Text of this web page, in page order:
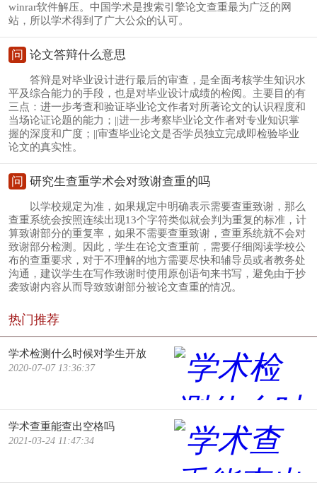
winrar软件解压。中国学术是搜索引擎论文查重最为广泛的网
站，所以学术得到了广大公众的认可。
问 论文答辩什么意思
答辩是对毕业设计进行最后的审查，是全面考核学生知识水
平及综合能力的手段，也是对毕业设计成绩的检阅。主要目的有
三点：进一步考查和验证毕业论文作者对所著论文的认识程度和
当场论证论题的能力；||进一步考察毕业论文作者对专业知识掌
握的深度和广度；||审查毕业论文是否学员独立完成即检验毕业
论文的真实性。
问 研究生查重学术会对致谢查重的吗
以学校规定为准，如果规定中明确表示需要查重致谢，那么
查重系统会按照连续出现13个字符类似就会判为重复的标准，计
算致谢部分的重复率，如果不需要查重致谢，查重系统就不会对
致谢部分检测。因此，学生在论文查重前，需要仔细阅读学校公
布的查重要求，对于不理解的地方需要尽快和辅导员或者教务处
沟通，建议学生在写作致谢时使用原创语句来书写，避免由于抄
袭致谢内容从而导致致谢部分被论文查重的情况。
热门推荐
学术检测什么时候对学生开放
2020-07-07 13:36:37
学术查重能查出空格吗
2021-03-24 11:47:34